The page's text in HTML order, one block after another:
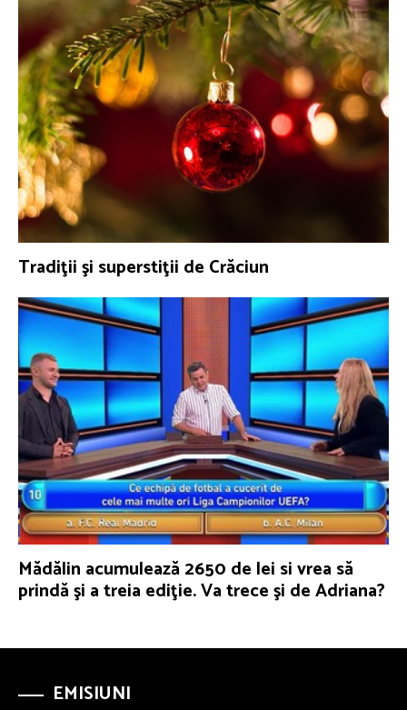
Tradiţii şi superstiţii de Crăciun
Mădălin acumulează 2650 de lei si vrea să
prindă şi a treia ediţie. Va trece şi de Adriana?
EMISIUNI